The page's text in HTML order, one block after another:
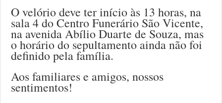
O velório deve ter início às 13 horas, na
sala 4 do Centro Funerário São Vicente,
na avenida Abílio Duarte de Souza, mas
o horário do sepultamento ainda não foi
definido pela família.
Aos familiares e amigos, nossos
sentimentos!